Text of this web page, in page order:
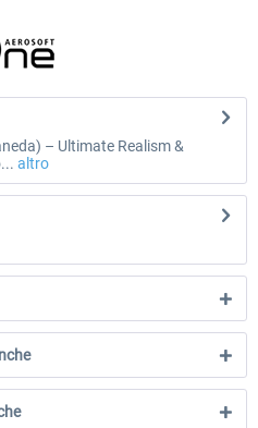
– Ultimate Realism &
altro